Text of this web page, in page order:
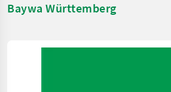
Baywa Württemberg